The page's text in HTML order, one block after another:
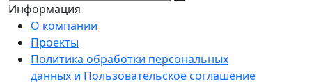
Информация
О компании
Проекты
Политика обработки персональных
данных и Пользовательское соглашение